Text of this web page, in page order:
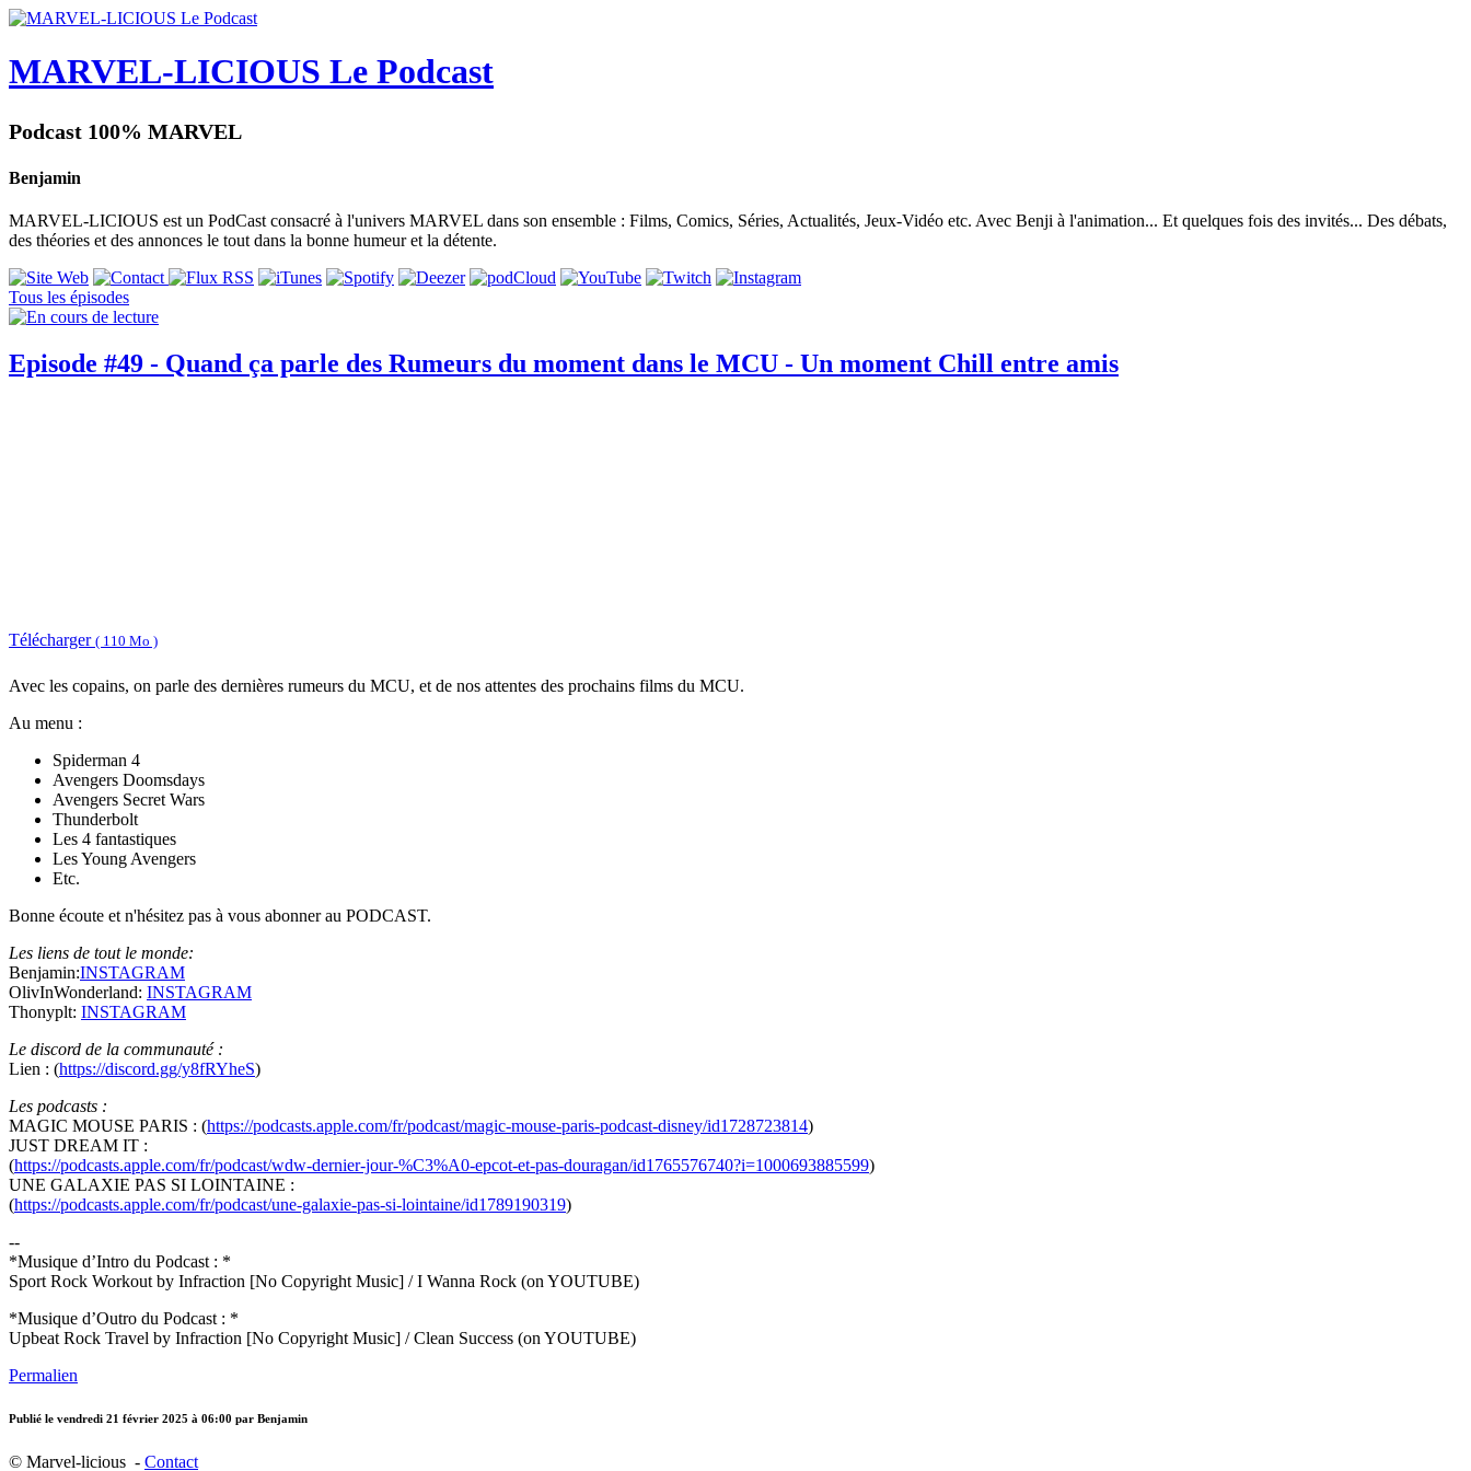
MARVEL-LICIOUS Le Podcast
Podcast 100% MARVEL
Benjamin
MARVEL-LICIOUS est un PodCast consacré à l'univers MARVEL dans son ensemble : Films, Comics, Séries, Actualités, Jeux-Vidéo etc. Avec Benji à l'animation... Et quelques fois des invités... Des débats,
des théories et des annonces le tout dans la bonne humeur et la détente.
Tous les épisodes
Episode #49 - Quand ça parle des Rumeurs du moment dans le MCU - Un moment Chill entre amis
Télécharger ( 110 Mo )
Avec les copains, on parle des dernières rumeurs du MCU, et de nos attentes des prochains films du MCU.
Au menu :
Spiderman 4
Avengers Doomsdays
Avengers Secret Wars
Thunderbolt
Les 4 fantastiques
Les Young Avengers
Etc.
Bonne écoute et n'hésitez pas à vous abonner au PODCAST.
Les liens de tout le monde:
Benjamin:INSTAGRAM
OlivInWonderland: INSTAGRAM
Thonyplt: INSTAGRAM
Le discord de la communauté :
Lien : (https://discord.gg/y8fRYheS)
Les podcasts :
MAGIC MOUSE PARIS : (https://podcasts.apple.com/fr/podcast/magic-mouse-paris-podcast-disney/id1728723814)
JUST DREAM IT :
(https://podcasts.apple.com/fr/podcast/wdw-dernier-jour-%C3%A0-epcot-et-pas-douragan/id1765576740?i=1000693885599)
UNE GALAXIE PAS SI LOINTAINE :
(https://podcasts.apple.com/fr/podcast/une-galaxie-pas-si-lointaine/id1789190319)
--
*Musique d’Intro du Podcast : *
Sport Rock Workout by Infraction [No Copyright Music] / I Wanna Rock (on YOUTUBE)
*Musique d’Outro du Podcast : *
Upbeat Rock Travel by Infraction [No Copyright Music] / Clean Success (on YOUTUBE)
Permalien
Publié le vendredi 21 février 2025 à 06:00 par Benjamin
© Marvel-licious - Contact